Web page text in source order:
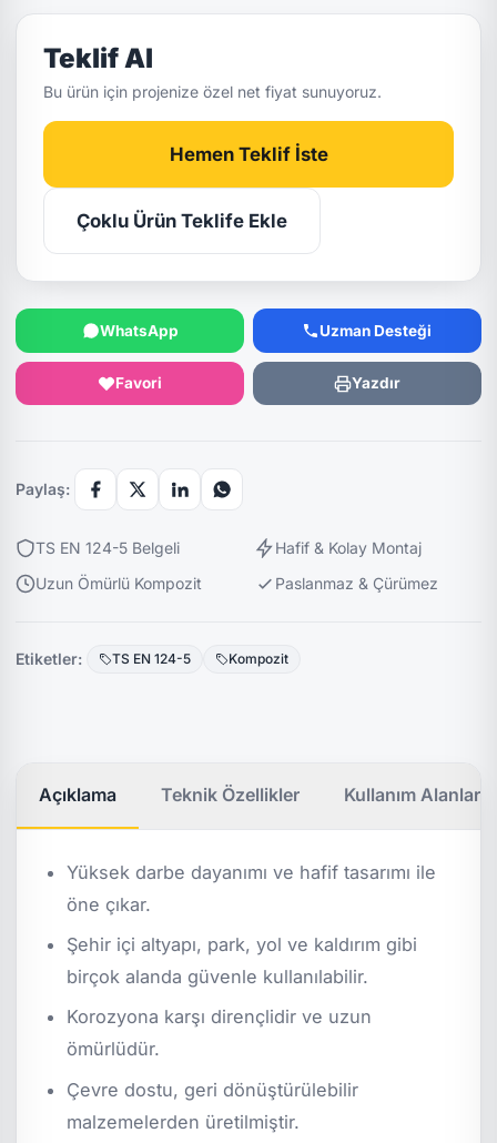
Teklif Al
Bu ürün için projenize özel net fiyat sunuyoruz.
Hemen Teklif İste
Çoklu Ürün Teklife Ekle
WhatsApp Uzman Desteği
Favori Yazdır
Paylaş:
TS EN 124-5 Belgeli
Hafif & Kolay Montaj
Uzun Ömürlü Kompozit
Paslanmaz & Çürümez
Etiketler: TS EN 124-5 Kompozit
Açıklama Teknik Özellikler Kullanım Alanları
Yüksek darbe dayanımı ve hafif tasarımı ile
öne çıkar.
Şehir içi altyapı, park, yol ve kaldırım gibi
birçok alanda güvenle kullanılabilir.
Korozyona karşı dirençlidir ve uzun
ömürlüdür.
Çevre dostu, geri dönüştürülebilir
malzemelerden üretilmiştir.